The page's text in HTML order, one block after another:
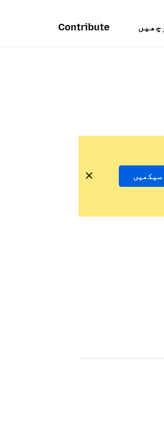
Contribute
سیکھیں